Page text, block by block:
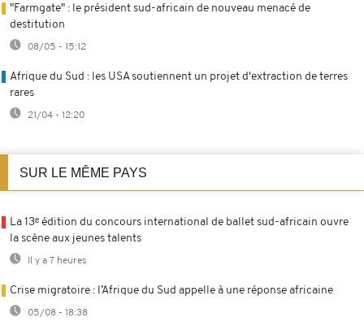
"Farmgate" : le président sud-africain de nouveau menacé de
destitution
08/05 - 15:12
Afrique du Sud : les USA soutiennent un projet d'extraction de terres
rares
21/04 - 12:20
SUR LE MÊME PAYS
La 13ᵉ édition du concours international de ballet sud-africain ouvre
la scène aux jeunes talents
Il y a 7 heures
Crise migratoire : l’Afrique du Sud appelle à une réponse africaine
05/08 - 18:38